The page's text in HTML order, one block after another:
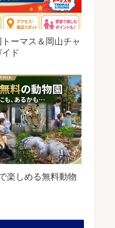
ーマス＆岡山チャ
ド
楽しめる無料動物